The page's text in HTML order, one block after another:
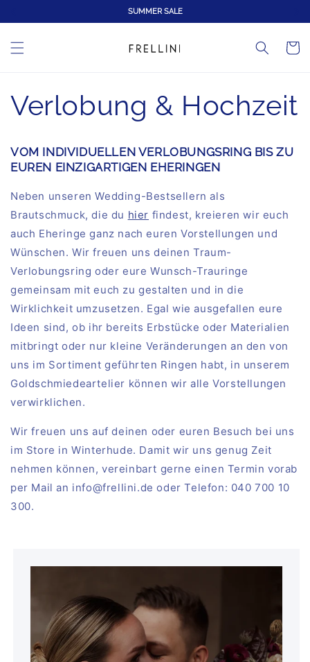
NEW COLLECTION ONLINE NOW
content
Cart
Verlobung & Hochzeit
VOM INDIVIDUELLEN VERLOBUNGSRING BIS ZU
EUREN EINZIGARTIGEN EHERINGEN
Neben unseren Wedding-Bestsellern als
Brautschmuck, die du hier findest, kreieren wir euch
auch Eheringe ganz nach euren Vorstellungen und
Wünschen. Wir freuen uns deinen Traum-
Verlobungsring oder eure Wunsch-Trauringe
gemeinsam mit euch zu gestalten und in die
Wirklichkeit umzusetzen. Egal wie ausgefallen eure
Ideen sind, ob ihr bereits Erbstücke oder Materialien
mitbringt oder nur kleine Veränderungen an den von
uns im Sortiment geführten Ringen habt, in unserem
Goldschmiedeartelier können wir alle Vorstellungen
verwirklichen.
Wir freuen uns auf deinen oder euren Besuch bei uns
im Store in Winterhude. Damit wir uns genug Zeit
nehmen können, vereinbart gerne einen Termin vorab
per Mail an info@frellini.de oder Telefon: 040 700 10
300.